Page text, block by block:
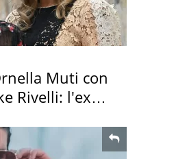
Muti con
Rivelli: l'ex